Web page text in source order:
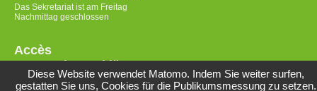
Das Sekretariat ist am Freitag
Nachmittag geschlossen
Accès
Datenschutzerklärung
Diese Website verwendet Matomo. Indem Sie weiter surfen,
gestatten Sie uns, Cookies für die Publikumsmessung zu setzen.